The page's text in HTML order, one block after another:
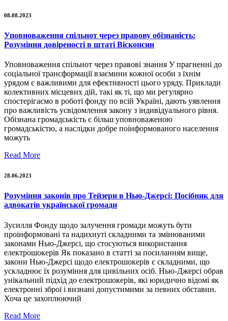
08.08.2023
Уповноваження спільнот через правову обізнаність:
Розуміння довіреності в штаті Вісконсин
Уповноваження спільнот через правові знання У прагненні до
соціальної трансформації взаємини кожної особи з їхнім
урядом є важливими для ефективності цього уряду. Приклади
колективних місцевих дій, такі як ті, що ми регулярно
спостерігаємо в роботі фонду по всій Україні, дають уявлення
про важливість усвідомлення закону з індивідуального рівня.
Обізнана громадськість є більш уповноваженою
громадськістю, а наслідки добре поінформованого населення
можуть
Read More
28.06.2023
Розуміння законів про Тейзери в Нью-Джерсі: Посібник для
адвокатів української громади
Зусилля Фонду щодо залучення громади можуть бути
проінформовані та надихнуті складними та змінюваними
законами Нью-Джерсі, що стосуються використання
електрошокерів Як показано в статті за посиланням вище,
закони Нью-Джерсі щодо електрошокерів є складними, що
ускладнює їх розуміння для цивільних осіб. Нью-Джерсі обрав
унікальний підхід до електрошокерів, які юридично відомі як
електронні зброї і визнані допустимими за певних обставин.
Хоча це захоплюючий
Read More